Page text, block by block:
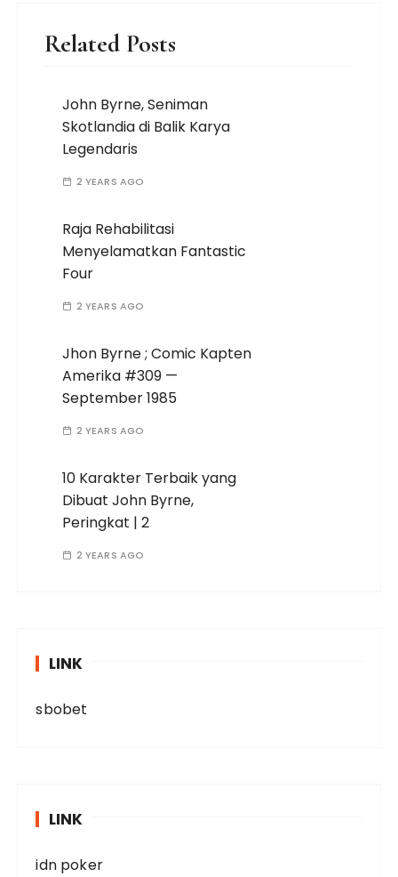
Related Posts
John Byrne, Seniman
Skotlandia di Balik Karya
Legendaris
2 YEARS AGO
Raja Rehabilitasi
Menyelamatkan Fantastic
Four
2 YEARS AGO
Jhon Byrne ; Comic Kapten
Amerika #309 —
September 1985
2 YEARS AGO
10 Karakter Terbaik yang
Dibuat John Byrne,
Peringkat | 2
2 YEARS AGO
LINK
sbobet
LINK
idn poker